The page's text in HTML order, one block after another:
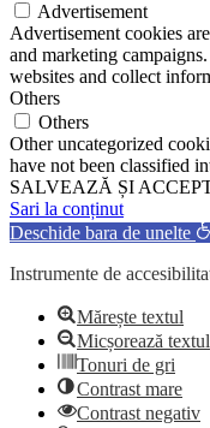
Advertisement
Advertisement cookies
and marketing
websites and collect
Others
Others
Other uncategorized
have not been classified
SALVEAZĂ ȘI
Sari la conținut
Deschide bara de unelte
Instrumente de
Mărește textul
Micșorează textul
Tonuri de gri
Contrast mare
Contrast negativ